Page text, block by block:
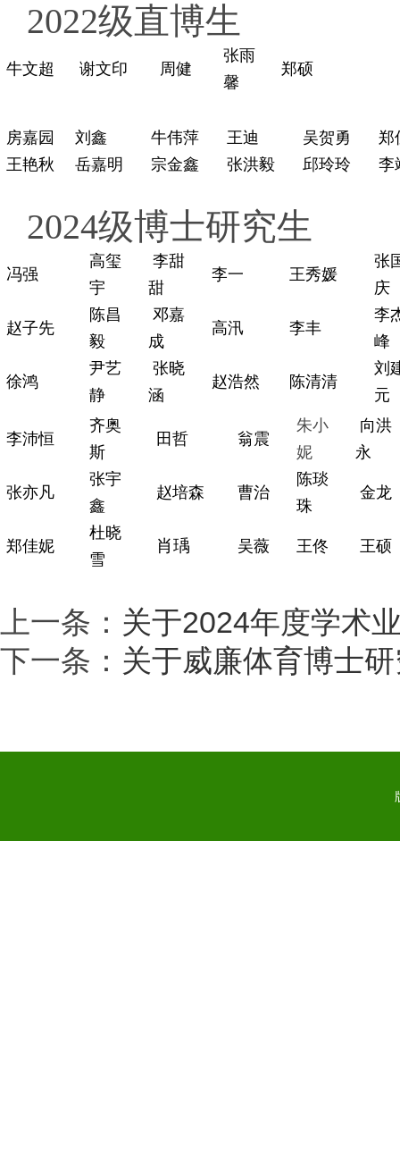
2022级直博生
牛文超 谢文印 周健
张雨
馨
郑硕
房嘉园 刘鑫 牛伟萍 王迪 吴贺勇
郑
王艳秋
岳嘉明 宗金鑫 张洪毅 邱玲玲 李
2024级博士研究生
冯强
高玺
宇
李甜
甜
李一 王秀媛
张
庆
赵子先
陈昌
毅
邓嘉
成
高汛 李丰
李
峰
徐鸿
尹艺
静
张晓
涵
赵浩然 陈清清
刘
元
李沛恒
齐奥
斯
田哲 翁震
朱小
妮
向洪
永
张亦凡
张宇
鑫
赵培森 曹治
陈琰
珠
金龙
郑佳妮
杜晓
雪
肖瑀 吴薇 王佟 王硕
上一条： 关于2024年度学术
下一条： 关于威廉体育博士